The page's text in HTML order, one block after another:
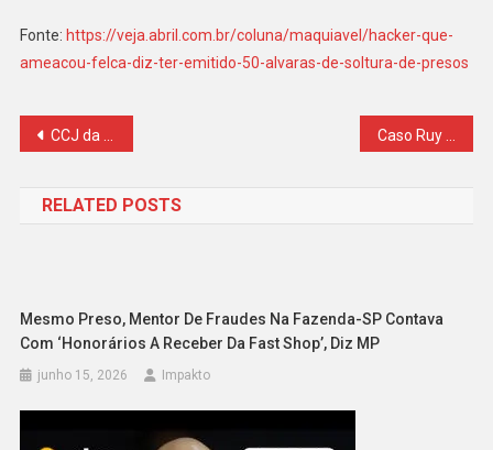
Fonte: https://veja.abril.com.br/coluna/maquiavel/hacker-que-
ameacou-felca-diz-ter-emitido-50-alvaras-de-soltura-de-presos
Navegação
Post
CCJ da Câmara aprova projeto que obriga condenado a pagar por tornozeleira eletrônica
RELATED POSTS
Mesmo Preso, Mentor De Fraudes Na Fazenda-SP Contava
Com ‘honorários A Receber Da Fast Shop’, Diz MP
junho 15, 2026 Impakto